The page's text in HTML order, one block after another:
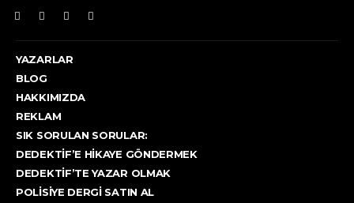
YAZARLAR
BLOG
HAKKIMIZDA
REKLAM
SIK SORULAN SORULAR:
DEDEKTIF’E HIKAYE GÖNDERMEK
DEDEKTIF’TE YAZAR OLMAK
POLISIYE DERGI SATIN AL